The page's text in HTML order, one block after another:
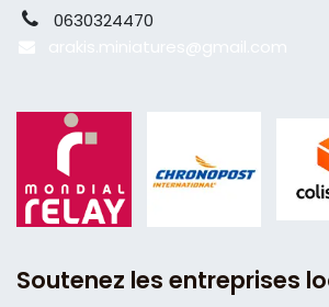
0630324470
Soutenez les entreprises